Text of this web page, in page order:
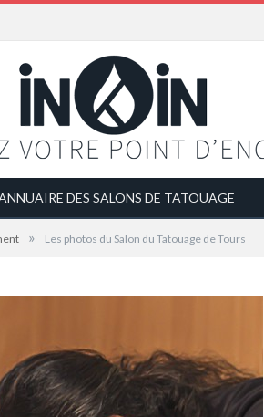
DES SALONS DE TATOUAGE
» Les photos du Salon du Tatouage de Tours